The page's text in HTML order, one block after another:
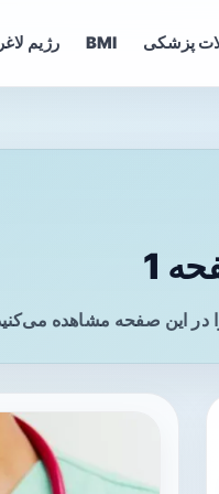
پزشکی BMI رژیم
1
در این صفحه مشاهده